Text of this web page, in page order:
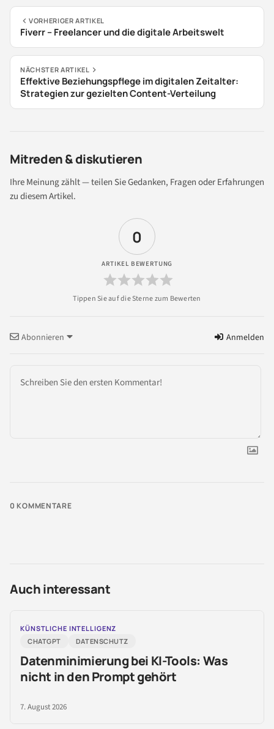
VORHERIGER ARTIKEL
Fiverr – Freelancer und die digitale Arbeitswelt
NÄCHSTER ARTIKEL
Effektive Beziehungspflege im digitalen Zeitalter:
Strategien zur gezielten Content-Verteilung
Mitreden & diskutieren
Ihre Meinung zählt — teilen Sie Gedanken, Fragen oder Erfahrungen
zu diesem Artikel.
0
ARTIKEL BEWERTUNG
Abonnieren Anmelden
0 KOMMENTARE
Auch interessant
KÜNSTLICHE INTELLIGENZ
CHATGPT
DATENSCHUTZ
Datenminimierung bei KI-Tools: Was
nicht in den Prompt gehört
7. August 2026